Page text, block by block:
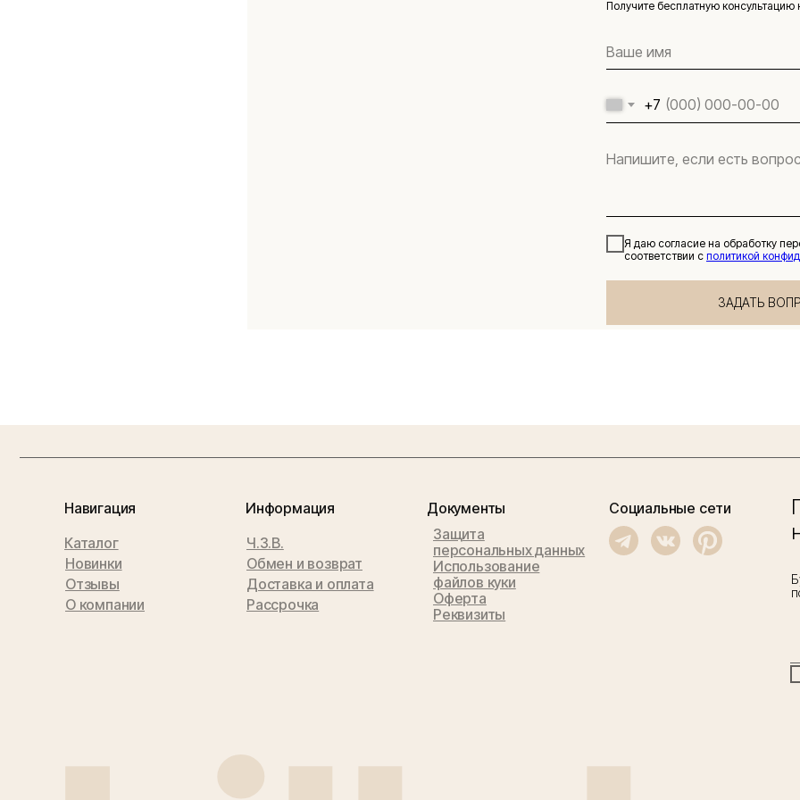
+7
Я даю согласие на обработку
соответствии с политикой
ЗАДАТЬ
Получите бесплатную
Навигация
Реквизиты
Оферта
Использование
файлов куки
Защита
персональных данных
Рассрочка
Доставка и оплата
Обмен и возврат
Ч.З.В.
Новинки
Отзывы
О компании
Каталог
Информация Документы Социальные сети